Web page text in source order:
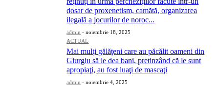
dosar de proxenetism, camătă, organizarea
ilegală a jocurilor de noroc...
admin - noiembrie 18, 2025
ACTUAL
Mai mulţi gălăţeni care au păcălit oameni din
Giurgiu să le dea bani, pretinzând că le sunt
apropiaţi, au fost luaţi de mascaţi
admin - noiembrie 4, 2025